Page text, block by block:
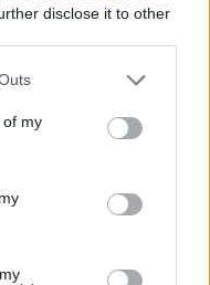
disclose it to other
of my